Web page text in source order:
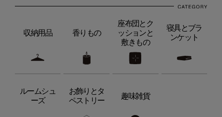
収納用品 香りもの
座布団とク
ッションと
敷きもの
寝具とブラ
ンケット
ルームシュ
ーズ
お飾りとタ
ペストリー
趣味雑貨